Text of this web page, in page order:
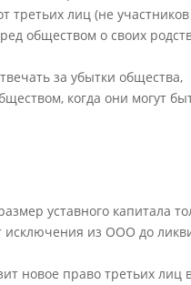
третьих лиц (не
обществом о своих
за убытки общества,
когда они могут
уставного капитала
исключения из ООО до
новое право третьих лиц